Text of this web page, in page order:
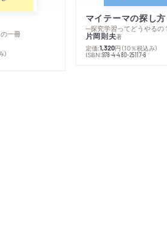
一冊
マイテーマの探し方
─探究学習ってどうやるの
片岡則夫著
定価:1,320円 （10％税込み）
ISBN:978-4-480-25117-6